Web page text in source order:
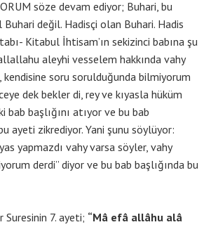
söze devam ediyor; Buhari, bu
Buhari değil. Hadisçi olan Buhari. Hadis
Kitabul İhtisam’ın sekizinci babına şu
aleyhi vesselem hakkında vahy
kendisine soru sorulduğunda bilmiyorum
dek bekler di, rey ve kıyasla hüküm
bab başlığını atıyor ve bu bab
ayeti zikrediyor. Yani şunu söylüyor:
yapmazdı vahy varsa söyler, vahy
derdi” diyor ve bu bab başlığında bu
Suresinin 7. ayeti; “Mâ efâ allâhu alâ